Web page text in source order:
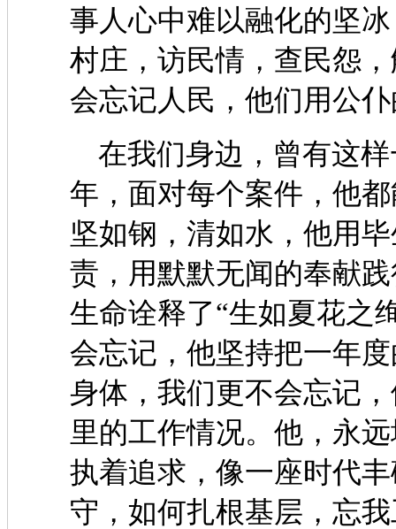
事人心中难以融化的坚
村庄，访民情，查民怨
会忘记人民，他们用公
在我们身边，曾有这样
年，面对每个案件，他
坚如钢，清如水，他用
责，用默默无闻的奉献
生命诠释了“生如夏花之
会忘记，他坚持把一年
身体，我们更不会忘记
里的工作情况。他，永
执着追求，像一座时代
守，如何扎根基层，忘